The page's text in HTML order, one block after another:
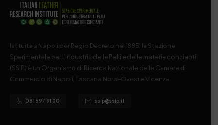
Istituita a Napoli per Regio Decreto nel 1885, la Stazione
Sperimentale per l’Industria delle Pelli e delle materie concianti
(SSIP) è un Organismo di Ricerca Nazionale delle Camere di
Commercio di Napoli, Toscana Nord-Ovest e Vicenza.
081 597 91 00 ssip@ssip.it